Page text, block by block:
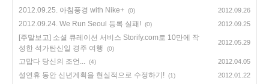
2012.09.25. 아침풍경 with Nike+ (0) 2012.09.26
2012.09.24. We Run Seoul 등록 실패! (0) 2012.09.25
[주말보고] 소셜 큐레이션 서비스 Storify.com로 10만에 작
성한 석가탄신일 경주 여행
(0)
2012.05.29
고맙다 당신의 조언... (4) 2012.04.05
설연휴 동안 신년계획을 현실적으로 수정하기! (1) 2012.01.22